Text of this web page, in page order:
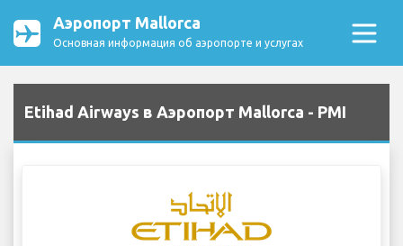
Аэропорт Mallorca
Основная информация об аэропорте и услугах
Etihad Airways в Аэропорт Mallorca - PMI